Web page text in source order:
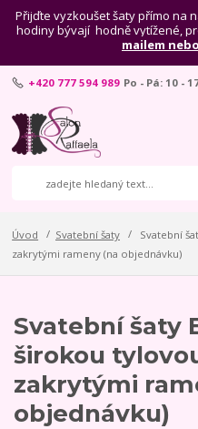
Přijďte vyzkoušet šaty přímo na
hodiny bývají hodně vytížené,
mailem
+420 777 594 989 Po - Pá: 10 -
Úvod Svatební šaty
Svatební
zakrytými rameny (na objednávku)
Svatební šaty
širokou
zakrytými
objednávku)